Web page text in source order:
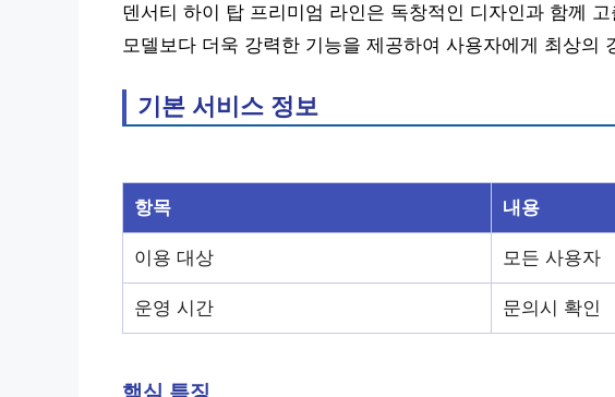
덴서티 하이 탑 프리미엄 라인은 독창적인 디자인과 함께
모델보다 더욱 강력한 기능을 제공하여 사용자에게 최상의
기본 서비스 정보
항목 내용
이용 대상 모든 사용자
운영 시간 문의시 확인
핵심 특징